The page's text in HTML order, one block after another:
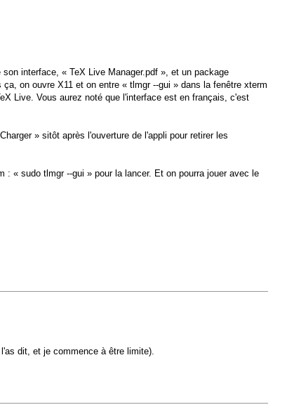
interface, « TeX Live Manager.pdf », et un package
on ouvre X11 et on entre « tlmgr --gui » dans la fenêtre xterm
Live. Vous aurez noté que l'interface est en français, c'est
» sitôt après l'ouverture de l'appli pour retirer les
: « sudo tlmgr --gui » pour la lancer. Et on pourra jouer avec le
dit, et je commence à être limite).